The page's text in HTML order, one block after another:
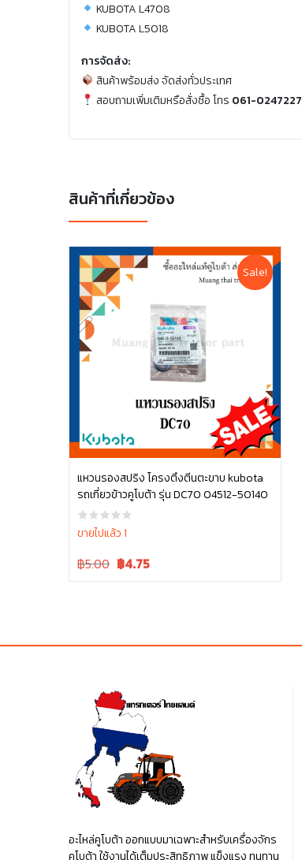
KUBOTA L4708
KUBOTA L5018
การจัดส่ง:
สินค้าพร้อมส่ง จัดส่งทั่วประเทศ
สอบถามเพิ่มเติมหรือสั่งซื้อ โทร 061-0247227
สินค้าที่เกี่ยวข้อง
Sale!
แหวนรองสปริง โครงตึงตีนตะขาบ kubota
รถเกี่ยวข้าวคูโบต้า รุ่น DC70 04512-50140
ขายไปแล้ว 1
Original
฿5.00 Current
฿4.75
หยิบใส่ตะกร้า
อะไหล่คูโบต้า ออกแบบมาเฉพาะสำหรับเครื่องจักร